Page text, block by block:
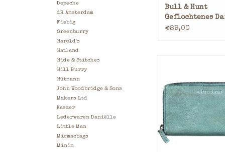
Depeche
dR Amsterdam
Fiebig
Greenburry
Harold's
Hatland
Hide & Stitches
Hill Burry
Hütmann
John Woodbridge & Sons
Makers Ltd
Kaszer
Lederwaren Daniëlle
Little Man
Micmacbags
Minim
Bull & Hunt
Geflochtenes
Geldbörse mit
€89,00
RFID
Kleingeld:
Material: Washed
Maße: 11,0 x 20,0 x
x B x T)